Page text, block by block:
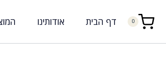
0 דף הבית אודותינו